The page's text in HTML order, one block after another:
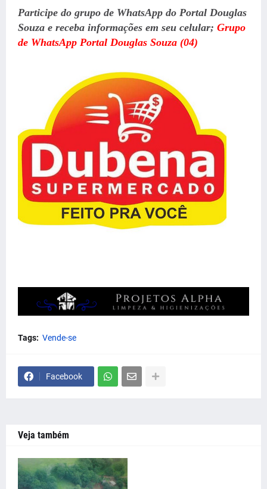
Participe do grupo de WhatsApp do Portal Douglas
Souza e receba informações em seu celular; Grupo
de WhatsApp Portal Douglas Souza (04)
Tags: Vende-se
Facebook
Veja também